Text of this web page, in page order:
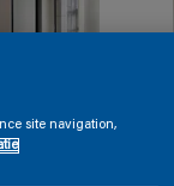
site navigation,